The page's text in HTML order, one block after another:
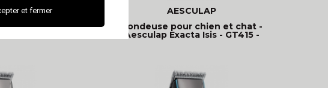
pour chien -
AESCULAP
Tondeuse pour chien et chat -
Aesculap Exacta Isis - GT415 -
et fermer